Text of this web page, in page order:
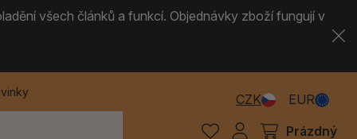
všech článků a funkcí. Objednávky zboží fungují v
CZK
EUR
Prázdný